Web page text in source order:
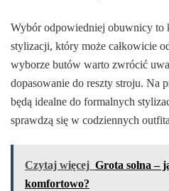
Wybór odpowiedniej obuwnicy to
stylizacji, który może całkowicie
wyborze butów warto zwrócić
dopasowanie do reszty stroju. Na
będą idealne do formalnych
sprawdzą się w codziennych
Czytaj więcej Grota solna –
komfortowo?